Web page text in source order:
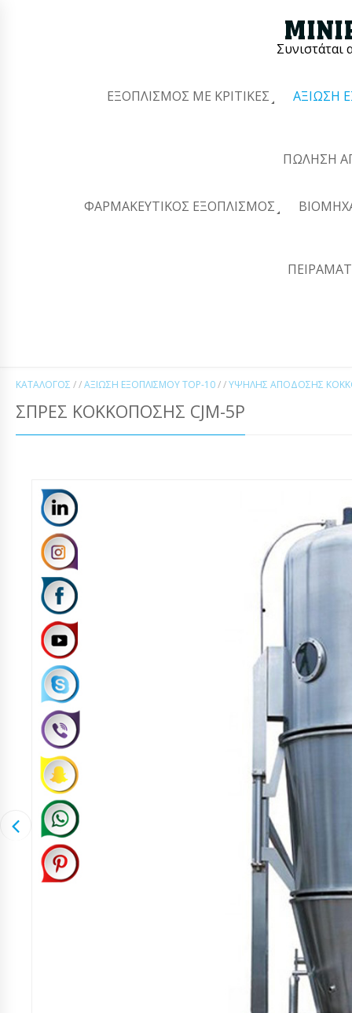
Συνιστάται
ΕΞΟΠΛΙΣΜΌΣ ΜΕ ΚΡΙΤΙΚΈΣ ΑΞΊΩΣΗ
ΠΏΛΗΣΗ
ΦΑΡΜΑΚΕΥΤΙΚΌΣ ΕΞΟΠΛΙΣΜΌΣ
ΚΑΤΆΛΟΓΟΣ / /ΑΞΊΩΣΗ ΕΞΟΠΛΙΣΜΟΎ TOP-10/ /ΥΨΗΛΉΣ ΑΠΌΔΟΣΗΣ
ΣΠΡΈΣ ΚΟΚΚΌΠΟΣΗΣ CJM-5P